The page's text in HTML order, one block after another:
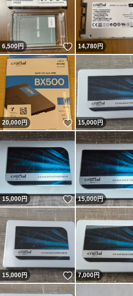
6,500円 いいね！
14,780円
20,000円 いいね！
15,000円
15,000円 いいね！
15,000円
15,000円 いいね！
7,000円